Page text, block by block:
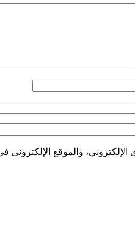
والموقع الإلكتروني